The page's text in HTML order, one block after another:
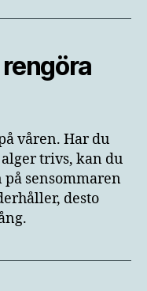
våren. Har du
trivs, kan du
sensommaren
desto